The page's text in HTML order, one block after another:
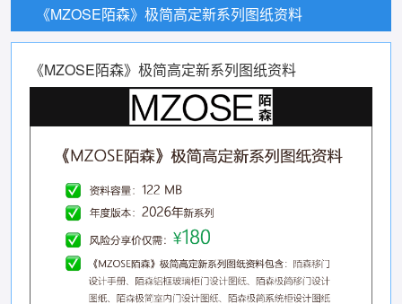
《MZOSE陌森》极简高定新系列图纸资料
《MZOSE陌森》极简高定新系列图纸资料